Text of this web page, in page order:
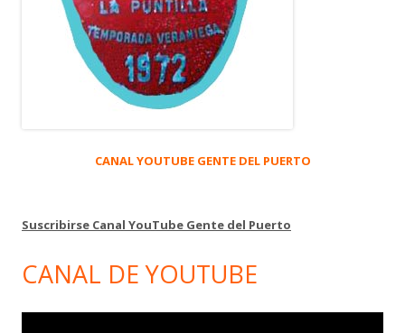
CANAL YOUTUBE GENTE DEL PUERTO
Suscribirse Canal YouTube Gente del Puerto
CANAL DE YOUTUBE